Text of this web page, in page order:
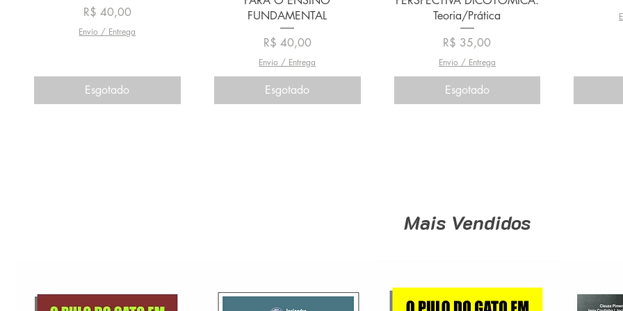
Preço
R$ 40,00
Envio / Entrega
Esgotado
FUNDAMENTAL
Preço
R$ 40,00
Envio / Entrega
Esgotado
Teoria/Prática
Preço
R$ 35,00
Envio / Entrega
Esgotado
Mais Vendidos